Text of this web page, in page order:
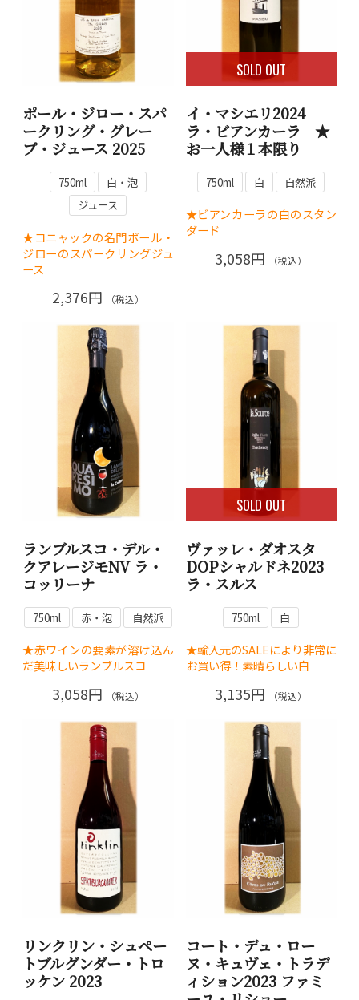
ポール・ジロー・スパ
ークリング・グレー
プ・ジュース 2025
750ml
白・泡
ジュース
★コニャックの名門ポール・
ジローのスパークリングジュ
ース
2,376円 （税込）
SOLD OUT
イ・マシエリ2024
ラ・ビアンカーラ ★
お一人様１本限り
750ml 白 自然派
★ビアンカーラの白のスタン
ダード
3,058円 （税込）
ランブルスコ・デル・
クアレージモNV ラ・
コッリーナ
750ml 赤・泡 自然派
★赤ワインの要素が溶け込ん
だ美味しいランブルスコ
3,058円 （税込）
SOLD OUT
ヴァッレ・ダオスタ
DOPシャルドネ2023
ラ・スルス
750ml 白
★輸入元のSALEにより非常に
お買い得！素晴らしい白
3,135円 （税込）
リンクリン・シュペー
トブルグンダー・トロ
ッケン 2023
コート・デュ・ロー
ヌ・キュヴェ・トラデ
ィション2023 ファミ